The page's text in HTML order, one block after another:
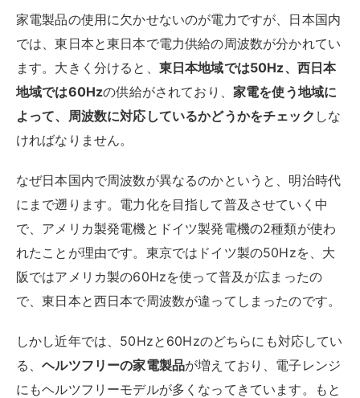
家電製品の使用に欠かせないのが電力ですが、日本国内
では、東日本と東日本で電力供給の周波数が分かれてい
ます。大きく分けると、 東日本地域では50Hz、西日本
地域では60Hzの供給がされており、 家電を使う地域に
よって、周波数に対応しているかどうかをチェック しな
ければなりません。
なぜ日本国内で周波数が異なるのかというと、明治時代
にまで遡ります。電力化を目指して普及させていく中
で、アメリカ製発電機とドイツ製発電機の2種類が使わ
れたことが理由です。東京ではドイツ製の50Hzを、大
阪ではアメリカ製の60Hzを使って普及が広まったの
で、東日本と西日本で周波数が違ってしまったのです。
しかし近年では、50Hzと60Hzのどちらにも対応してい
る、ヘルツフリーの家電製品が増えており、電子レンジ
にもヘルツフリーモデルが多くなってきています。もと